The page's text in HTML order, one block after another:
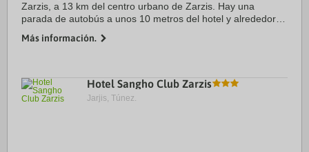
Zarzis, a 13 km del centro urbano de Zarzis. Hay una
parada de autobús a unos 10 metros del hotel y alrededor
de playa fue ...
Más información.
Hotel Sangho Club Zarzis
Jarjis, Túnez.